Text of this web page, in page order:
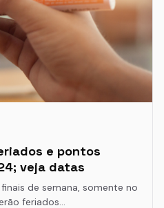
e pontos
veja datas
de semana, somente no
feriados…